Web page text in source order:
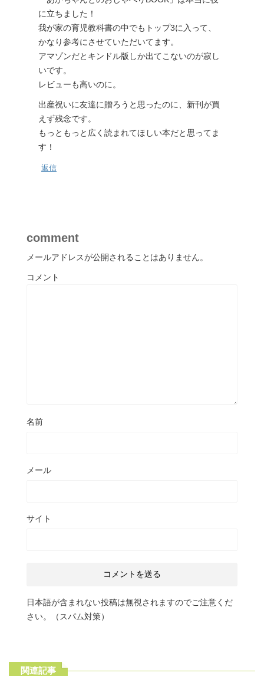
に立ちました！
我が家の育児教科書の中でもトップ3に入って、
かなり参考にさせていただいてます。
アマゾンだとキンドル版しか出てこないのが寂し
いです。
レビューも高いのに。
出産祝いに友達に贈ろうと思ったのに、新刊が買
えず残念です。
もっともっと広く読まれてほしい本だと思ってま
す！
返信
comment
メールアドレスが公開されることはありません。
コメント
名前
メール
サイト
日本語が含まれない投稿は無視されますのでご注意くだ
さい。（スパム対策）
関連記事